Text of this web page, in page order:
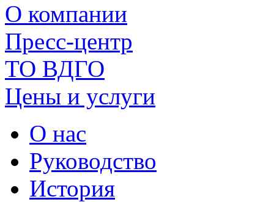
О компании
Пресс-центр
TO ВДГО
Цены и услуги
О нас
Руководство
История